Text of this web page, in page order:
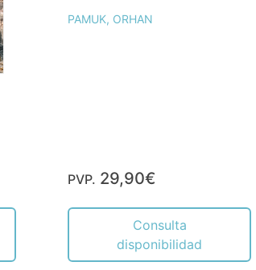
PAMUK, ORHAN
PVP. 29,90€
Consulta
disponibilidad